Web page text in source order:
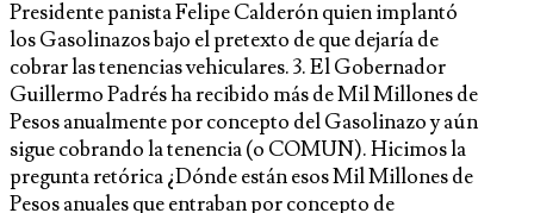
Presidente panista Felipe Calderón quien implantó
los Gasolinazos bajo el pretexto de que dejaría de
cobrar las tenencias vehiculares. 3. El Gobernador
Guillermo Padrés ha recibido más de Mil Millones de
Pesos anualmente por concepto del Gasolinazo y aún
sigue cobrando la tenencia (o COMUN). Hicimos la
pregunta retórica ¿Dónde están esos Mil Millones de
Pesos anuales que entraban por concepto de